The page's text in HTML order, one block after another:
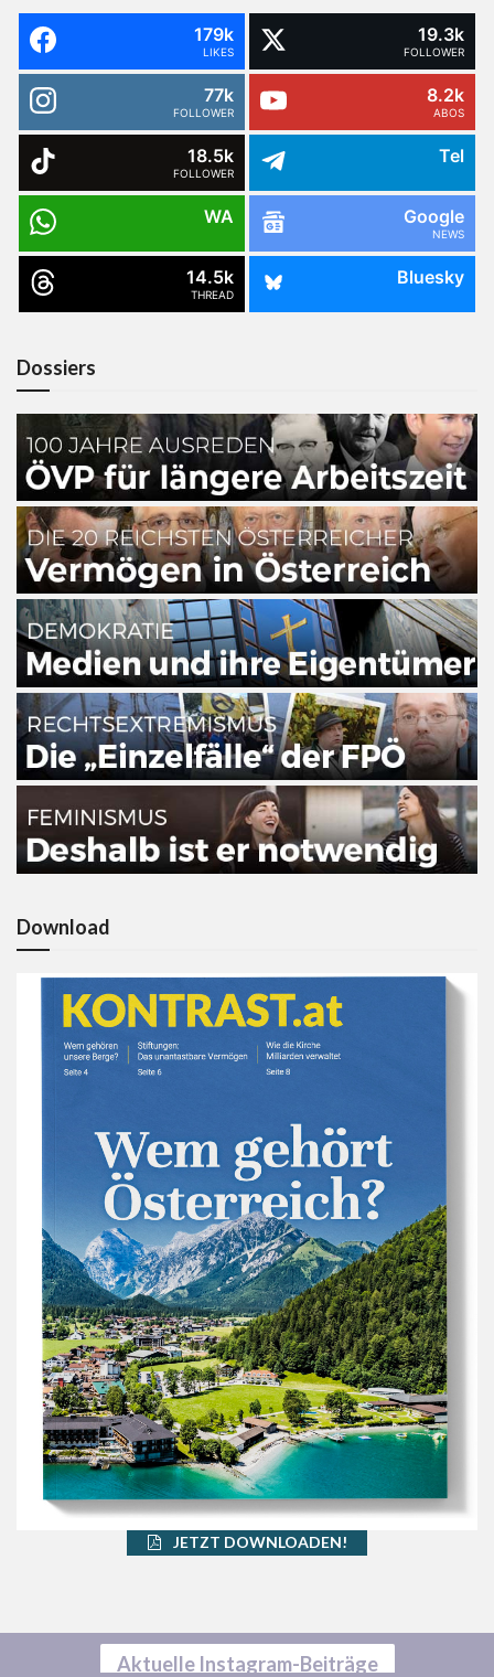
179k
LIKES
19.3k
FOLLOWER
77k
FOLLOWER
8.2k
ABOS
18.5k
FOLLOWER
Tel
WA Google
NEWS
14.5k
THREAD
Bluesky
Dossiers
Download
JETZT DOWNLOADEN!
Aktuelle Instagram-Beiträge